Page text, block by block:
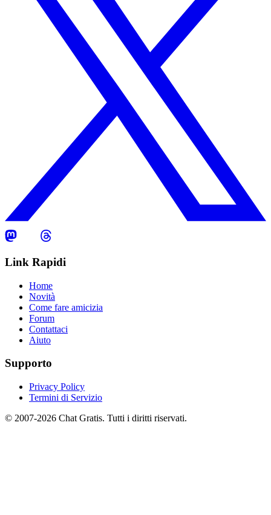
Link Rapidi
Home
Novità
Come fare amicizia
Forum
Contattaci
Aiuto
Supporto
Privacy Policy
Termini di Servizio
© 2007-2026 Chat Gratis. Tutti i diritti riservati.